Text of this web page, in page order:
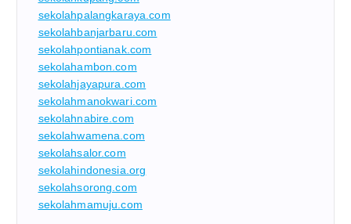
sekolahpalangkaraya.com
sekolahbanjarbaru.com
sekolahpontianak.com
sekolahambon.com
sekolahjayapura.com
sekolahmanokwari.com
sekolahnabire.com
sekolahwamena.com
sekolahsalor.com
sekolahindonesia.org
sekolahsorong.com
sekolahmamuju.com